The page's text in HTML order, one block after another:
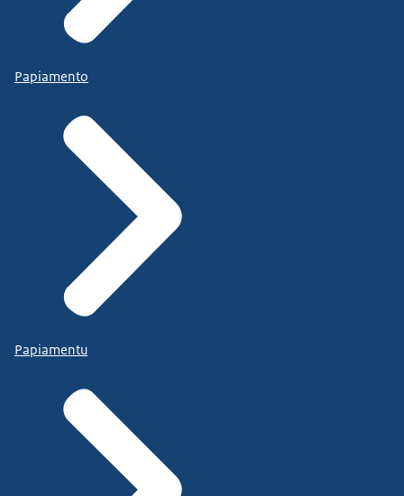
Papiamento
Papiamentu